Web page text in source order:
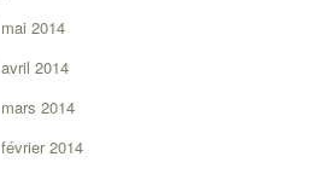
mai 2014
avril 2014
mars 2014
février 2014